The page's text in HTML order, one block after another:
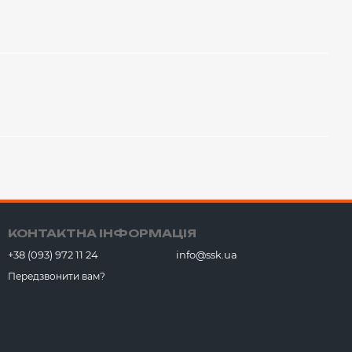
КОНТАКТНА ІНФОРМАЦІЯ
+38 (093) 972 11 24
Передзвонити вам?
info@ssk.ua